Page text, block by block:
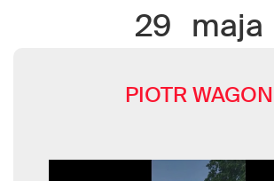
29 maja
PIOTR WAGON